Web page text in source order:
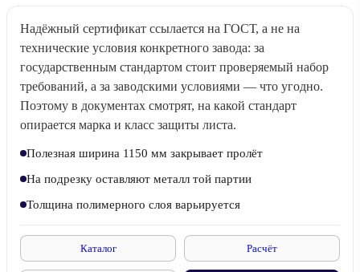
Надёжный сертификат ссылается на ГОСТ, а не на
технические условия конкретного завода: за
государственным стандартом стоит проверяемый набор
требований, а за заводскими условиями — что угодно.
Поэтому в документах смотрят, на какой стандарт
опирается марка и класс защиты листа.
Полезная ширина 1150 мм закрывает пролёт
На подрезку оставляют металл той партии
Толщина полимерного слоя варьируется
Каталог Расчёт